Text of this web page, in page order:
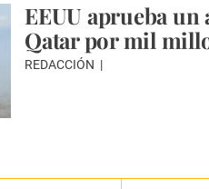
EEUU aprueba un
Qatar por mil
REDACCIÓN